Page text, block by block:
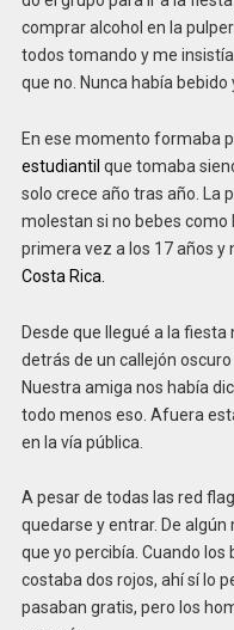
comprar alcohol en la
todos tomando y me
que no. Nunca había
En ese momento formaba
estudiantil que tomaba
solo crece año tras año. La
molestan si no bebes
primera vez a los 17 años y
Costa Rica.
Desde que llegué a la
detrás de un callejón
Nuestra amiga nos había
todo menos eso. Afuera
en la vía pública.
A pesar de todas las red
quedarse y entrar. De
que yo percibía. Cuando
costaba dos rojos, ahí sí lo
pasaban gratis, pero los